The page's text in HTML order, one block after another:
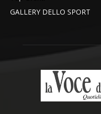
GALLERY DELLO SPORT